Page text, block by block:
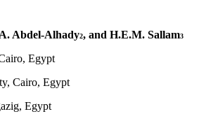
Abdel-Alhady2, and H.E.M. Sallam3
Egypt
Cairo, Egypt.
Egypt